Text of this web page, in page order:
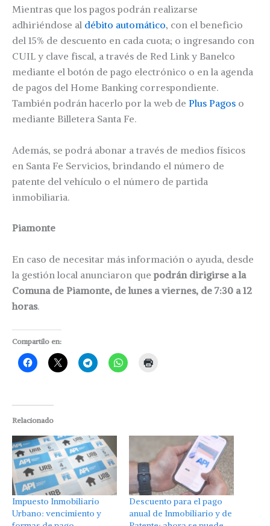
Mientras que los pagos podrán realizarse
adhiriéndose al débito automático, con el beneficio
del 15% de descuento en cada cuota; o ingresando con
CUIL y clave fiscal, a través de Red Link y Banelco
mediante el botón de pago electrónico o en la agenda
de pagos del Home Banking correspondiente.
También podrán hacerlo por la web de Plus Pagos o
mediante Billetera Santa Fe.
Además, se podrá abonar a través de medios físicos
en Santa Fe Servicios, brindando el número de
patente del vehículo o el número de partida
inmobiliaria.
Piamonte
En caso de necesitar más información o ayuda, desde
la gestión local anunciaron quepodrán dirigirse a la
Comuna de Piamonte, de lunes a viernes, de 7:30 a 12
horas.
Compartilo en:
Relacionado
Impuesto Inmobiliario
Urbano: vencimiento y
Descuento para el pago
anual de Inmobiliario y de